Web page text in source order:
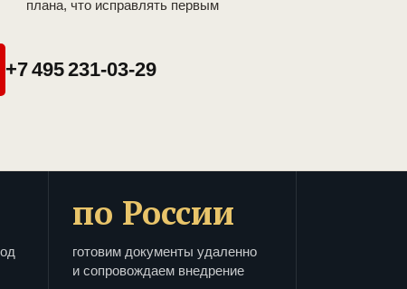
плана, что исправлять первым
+7 495 231-03-29
по России
готовим документы удаленно
и сопровождаем внедрение